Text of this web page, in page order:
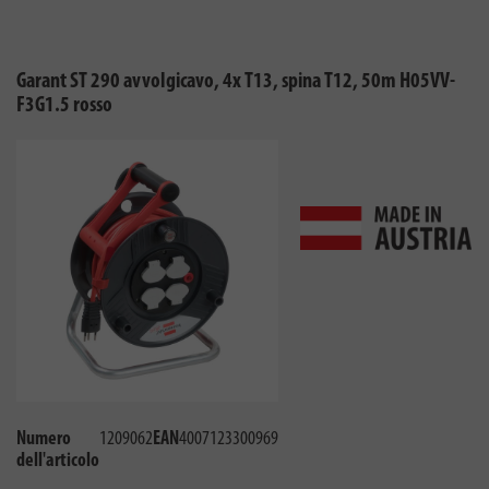
Garant ST 290 avvolgicavo, 4x T13, spina T12, 50m H05VV-
F3G1.5 rosso
Numero
dell'articolo
1209062EAN4007123300969